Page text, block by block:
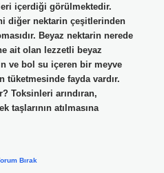
içerdiği görülmektedir.
diğer nektarin çeşitlerinden
Beyaz nektarin nerede
ait olan lezzetli beyaz
ve bol su içeren bir meyve
tüketmesinde fayda vardır.
Toksinleri arındıran,
taşlarının atılmasına
Bırak